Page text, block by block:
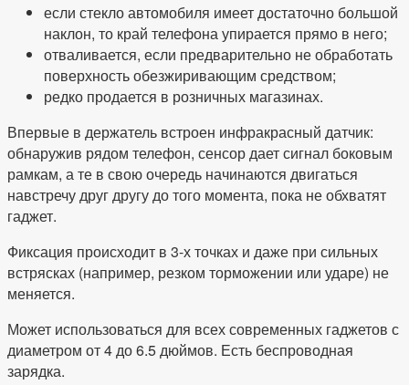
если стекло автомобиля имеет достаточно большой
наклон, то край телефона упирается прямо в него;
отваливается, если предварительно не обработать
поверхность обезжиривающим средством;
редко продается в розничных магазинах.
Впервые в держатель встроен инфракрасный датчик:
обнаружив рядом телефон, сенсор дает сигнал боковым
рамкам, а те в свою очередь начинаются двигаться
навстречу друг другу до того момента, пока не обхватят
гаджет.
Фиксация происходит в 3-х точках и даже при сильных
встрясках (например, резком торможении или ударе) не
меняется.
Может использоваться для всех современных гаджетов с
диаметром от 4 до 6.5 дюймов. Есть беспроводная
зарядка.